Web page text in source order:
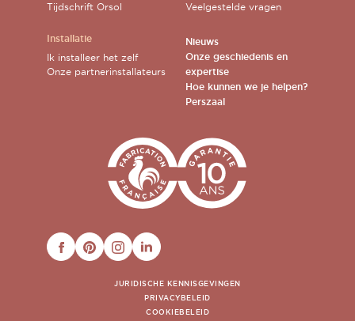
Tijdschrift Orsol
Installatie
Ik installeer het zelf
Onze partnerinstallateurs
Veelgestelde vragen
Nieuws
Onze geschiedenis en
expertise
Hoe kunnen we je helpen?
Perszaal
FACEBOOKPINTERESTINSTAGRAM
LINKEDIN
JURIDISCHE KENNISGEVINGEN
PRIVACYBELEID
COOKIEBELEID